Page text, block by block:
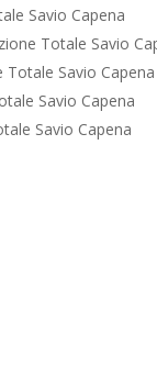
Savio Capena
Totale Savio
Totale Savio Capena
Savio Capena
Savio Capena